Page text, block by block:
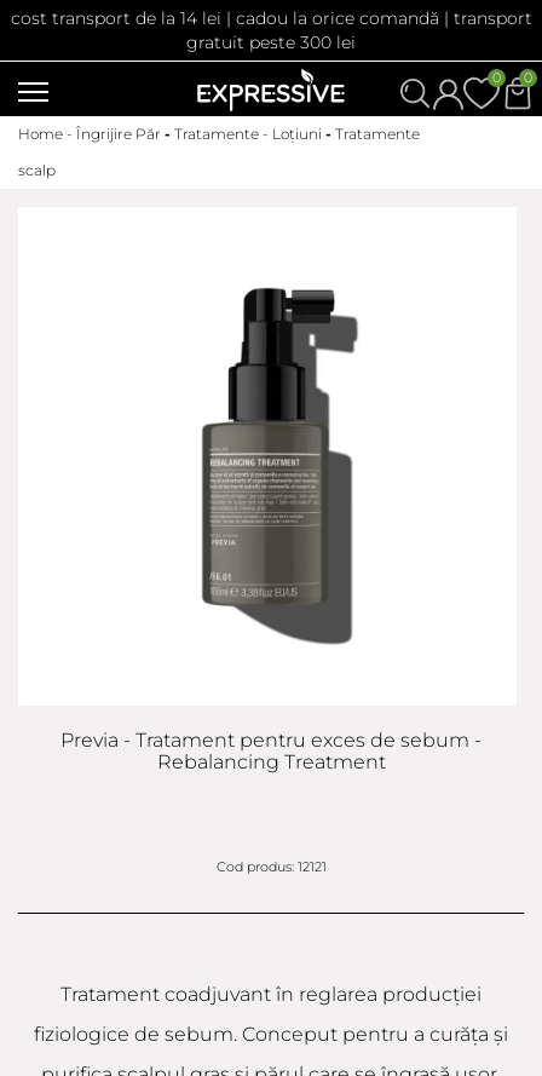
cost transport de la 14 lei | cadou la orice comandă | transport
gratuit peste 300 lei
0
0
Home - Îngrijire Păr - Tratamente - Loțiuni - Tratamente
scalp
Previa - Tratament pentru exces de sebum -
Rebalancing Treatment
Cod produs: 12121
Tratament coadjuvant în reglarea producției
fiziologice de sebum. Conceput pentru a curăța și